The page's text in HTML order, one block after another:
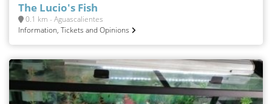
The Lucio's Fish
0.1 km - Aguascalientes
Information, Tickets and Opinions